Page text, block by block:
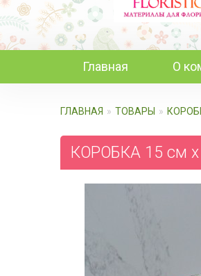
Главная О
ГЛАВНАЯ ТОВАРЫ
КОРОБКА 15 см х